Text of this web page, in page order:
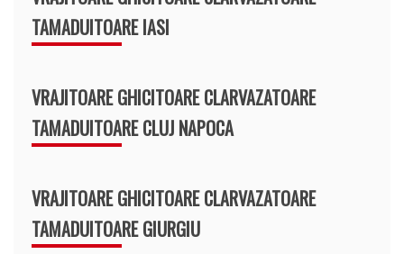
TAMADUITOARE IASI
VRAJITOARE GHICITOARE CLARVAZATOARE
TAMADUITOARE CLUJ NAPOCA
VRAJITOARE GHICITOARE CLARVAZATOARE
TAMADUITOARE GIURGIU